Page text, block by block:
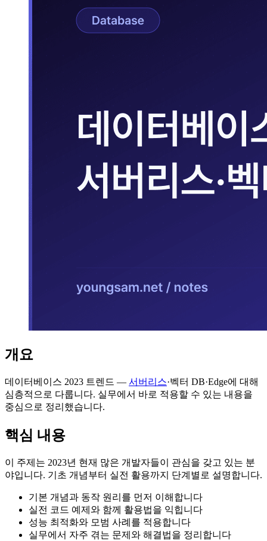
개요
데이터베이스 2023 트렌드 — 서버리스·벡터 DB·Edge에 대해
심층적으로 다룹니다. 실무에서 바로 적용할 수 있는 내용을
중심으로 정리했습니다.
핵심 내용
이 주제는 2023년 현재 많은 개발자들이 관심을 갖고 있는 분
야입니다. 기초 개념부터 실전 활용까지 단계별로 설명합니다.
기본 개념과 동작 원리를 먼저 이해합니다
실전 코드 예제와 함께 활용법을 익힙니다
성능 최적화와 모범 사례를 적용합니다
실무에서 자주 겪는 문제와 해결법을 정리합니다